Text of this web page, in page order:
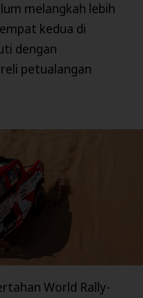
melangkah lebih
kedua di
dengan
petualangan
World Rally-